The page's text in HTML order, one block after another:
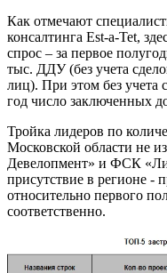
Как отмечают
консалтинга Est-a-Tet,
спрос – за первое
тыс. ДДУ (без учета
лиц). При этом без учета
год число заключенных
Тройка лидеров по
Московской области не
Девелопмент» и ФСК
присутствие в регионе -
относительно первого
соответственно.